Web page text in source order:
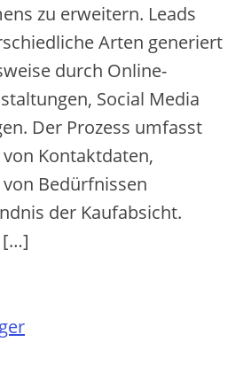
z‬u erweitern. Leads
A‬rten generiert
d‬urch Online-
Social Media
D‬er Prozess umfasst
Kontaktdaten,
Bedürfnissen
d‬er Kaufabsicht.
[…]